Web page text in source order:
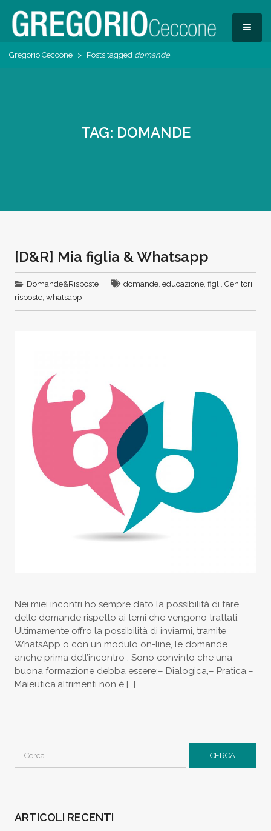
content
Pedagogista del Digitale
Gregorio Ceccone > Posts tagged domande
TAG: DOMANDE
[D&R] Mia figlia & Whatsapp
Domande&Risposte domande, educazione, figli, Genitori,
risposte, whatsapp
Nei miei incontri ho sempre dato la possibilità di fare
delle domande rispetto ai temi che vengono trattati.
Ultimamente offro la possibilità di inviarmi, tramite
WhatsApp o con un modulo on-line, le domande
anche prima dell’incontro . Sono convinto che una
buona formazione debba essere:– Dialogica,– Pratica,–
Maieutica.altrimenti non è […]
per:
ARTICOLI RECENTI